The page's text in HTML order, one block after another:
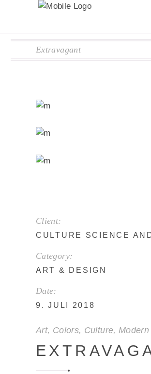
Extravagant
Client:
CULTURE SCIENCE
Category:
ART & DESIGN
Date:
9. JULI 2018
Art, Colors, Culture, Modern